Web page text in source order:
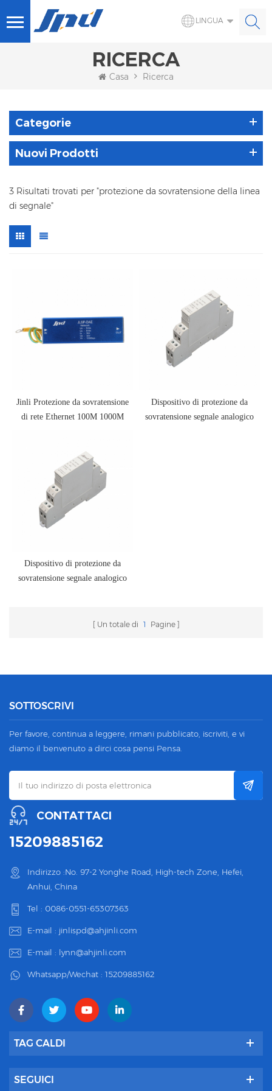
LINGUA
RICERCA
Casa Ricerca
Categorie
Nuovi Prodotti
3 Risultati trovati per "protezione da sovratensione della linea
di segnale"
Jinli Protezione da sovratensione
di rete Ethernet 100M 1000M
Dispositivo di protezione da
sovratensione segnale analogico
Dispositivo di protezione da
sovratensione segnale analogico
Un totale di 1 Pagine
SOTTOSCRIVI
Per favore, continua a leggere, rimani pubblicato, iscriviti, e vi
diamo il benvenuto a dirci cosa pensi Pensa.
CONTATTACI
15209885162
Indirizzo :No. 97-2 Yonghe Road, High-tech Zone, Hefei,
Anhui, China
Tel : 0086-0551-65307363
E-mail : jinlispd@ahjinli.com
E-mail : lynn@ahjinli.com
Whatsapp/Wechat : 15209885162
TAG CALDI
SEGUICI